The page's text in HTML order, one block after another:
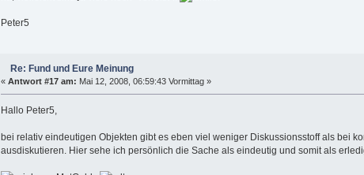
Peter5
Re: Fund und Eure Meinung
« Antwort #17 am: Mai 12, 2008, 06:59:43 Vormittag »
Hallo Peter5,
bei relativ eindeutigen Objekten gibt es eben viel weniger Diskussionsstoff als bei
ausdiskutieren. Hier sehe ich persönlich die Sache als eindeutig und somit als